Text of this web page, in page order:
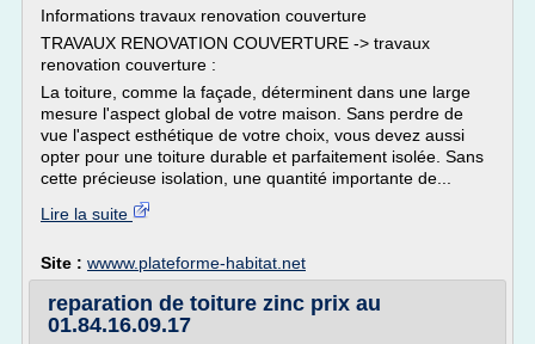
Informations travaux renovation couverture
TRAVAUX RENOVATION COUVERTURE -> travaux
renovation couverture :
La toiture, comme la façade, déterminent dans une large
mesure l'aspect global de votre maison. Sans perdre de
vue l'aspect esthétique de votre choix, vous devez aussi
opter pour une toiture durable et parfaitement isolée. Sans
cette précieuse isolation, une quantité importante de...
Lire la suite
Site : wwww.plateforme-habitat.net
reparation de toiture zinc prix au
01.84.16.09.17